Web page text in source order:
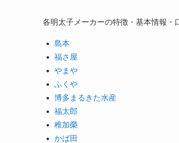
各明太子メーカーの特徴・基本情報・
島本
福さ屋
やまや
ふくや
博多まるきた水産
福太郎
稚加榮
かば田